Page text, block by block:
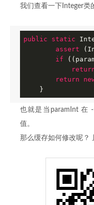
我们查看一下Integer类
public static
assert
if
return
    }
也就是当paramInt 在
值。
那么缓存如何修改呢？